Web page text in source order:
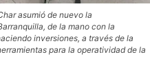
asumió de nuevo la
de la mano con la
inversiones, a través de la
para la operatividad de la